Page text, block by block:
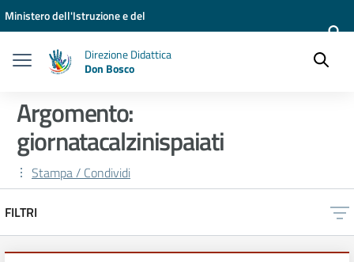
Vai ai contenuti
Vai al menu di navigazione
Vai al footer
Ministero dell'Istruzione e del
Direzione Didattica
Don Bosco
Argomento:
giornatacalzinispaiati
Stampa / Condividi
FILTRI